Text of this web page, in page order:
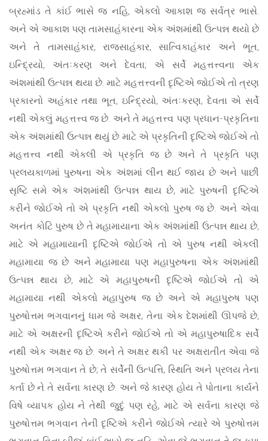
બ્રહ્માંડ તે કાંઈ ભાસે જ નહિ, એકલો આકાશ જ સર્વત્ર ભાસે.
અને એ આકાશ પણ તામસાહંકારના એક અંશમાંથી ઉત્પન્ન થયો છે
અને તે તામસાહંકાર, રાજસાહંકાર, સાત્વિકાહંકાર અને ભૂત,
ઇન્દ્રિયો, અંતઃકરણ અને દેવતા; એ સર્વે મહત્તત્ત્વના એક
અંશમાંથી ઉત્પન્ન થયા છે. માટે મહત્તત્ત્વની દૃષ્ટિએ જોઈએ તો ત્રણ
પ્રકારનો અહંકાર તથા ભૂત, ઇન્દ્રિયો, અંતઃકરણ, દેવતા એ સર્વે
નથી એકલું મહત્તત્ત્વ જ છે. અને તે મહત્તત્ત્વ પણ પ્રધાન-પ્રકૃતિના
એક અંશમાંથી ઉત્પન્ન થયું છે માટે એ પ્રકૃતિની દૃષ્ટિએ જોઈએ તો
મહત્તત્ત્વ નથી એકલી એ પ્રકૃતિ જ છે અને તે પ્રકૃતિ પણ
પ્રલયકાળમાં પુરુષના એક અંશમાં લીન થઈ જાય છે અને પાછી
સૃષ્ટિ સમે એક અંશમાંથી ઉત્પન્ન થાય છે, માટે પુરુષની દૃષ્ટિએ
કરીને જોઈએ તો એ પ્રકૃતિ નથી એકલો પુરુષ જ છે. અને એવા
અનંત કોટિ પુરુષ છે તે મહામાયાના એક અંશમાંથી ઉત્પન્ન થાય છે,
માટે એ મહામાયાની દૃષ્ટિએ જોઈએ તો એ પુરુષ નથી એકલી
મહામાયા જ છે અને મહામાયા પણ મહાપુરુષના એક અંશમાંથી
ઉત્પન્ન થાય છે, માટે એ મહાપુરુષની દૃષ્ટિએ જોઈએ તો એ
મહામાયા નથી એકલો મહાપુરુષ જ છે અને એ મહાપુરુષ પણ
પુરુષોત્તમ ભગવાનનું ધામ જે અક્ષર, તેના એક દેશમાંથી ઊપજે છે,
માટે એ અક્ષરની દૃષ્ટિએ કરીને જોઈએ તો એ મહાપુરુષાદિક સર્વે
નથી એક અક્ષર જ છે. અને તે અક્ષર થકી પર અક્ષરાતીત એવા જે
પુરુષોત્તમ ભગવાન તે છે; તે સર્વેની ઉત્પત્તિ, સ્થિતિ અને પ્રલય તેના
કર્તા છે ને તે સર્વના કારણ છે. અને જે કારણ હોય તે પોતાના કાર્યને
વિષે વ્યાપક હોય ને તેથી જુદું પણ રહે, માટે એ સર્વના કારણ જે
પુરુષોત્તમ ભગવાન તેની દૃષ્ટિએ કરીને જોઈએ ત્યારે એ પુરુષોત્તમ